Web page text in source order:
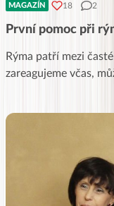
MAGAZÍN 18 2
První pomoc při
Rýma patří mezi
zareagujeme včas,